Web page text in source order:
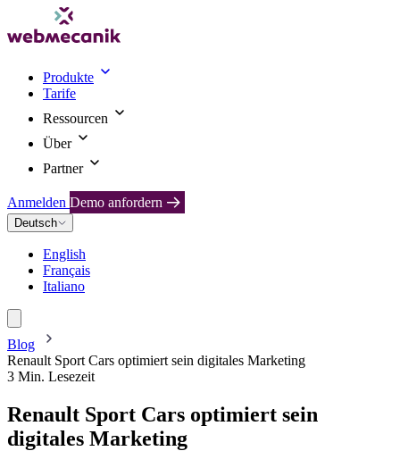
Produkte
Tarife
Ressourcen
Über
Partner
Anmelden Demo anfordern
Deutsch
English
Français
Italiano
Blog
Renault Sport Cars optimiert sein digitales Marketing
3 Min. Lesezeit
Renault Sport Cars optimiert sein
digitales Marketing